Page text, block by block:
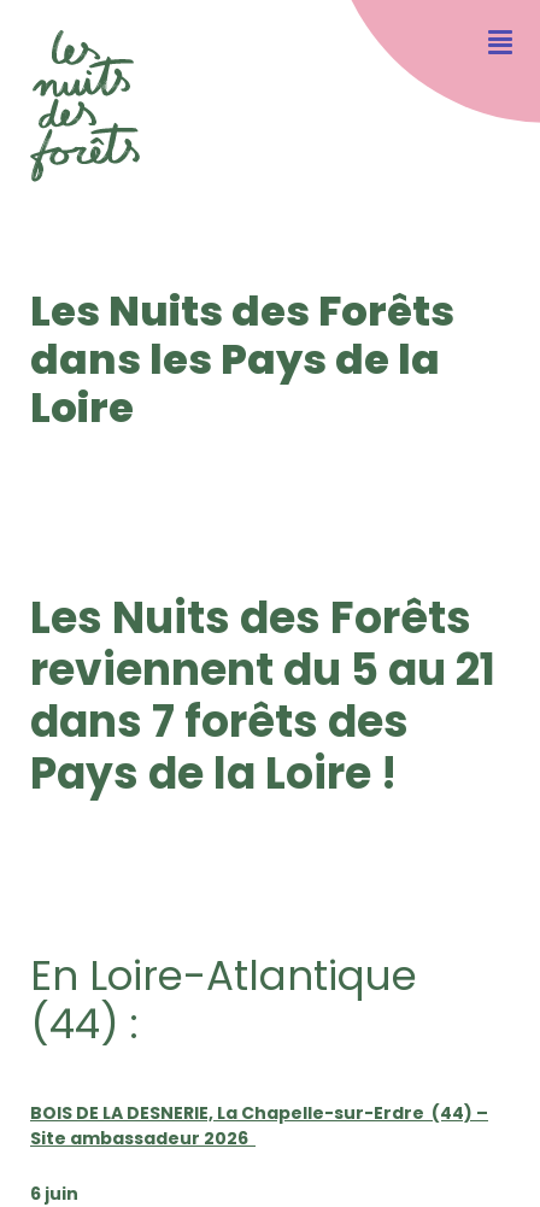
Les Nuits des Forêts
dans les Pays de la
Loire
Les Nuits des Forêts
reviennent du 5 au 21
dans 7 forêts des
Pays de la Loire !
En Loire-Atlantique
(44) :
BOIS DE LA DESNERIE, La Chapelle-sur-Erdre (44) –
Site ambassadeur 2026
6 juin